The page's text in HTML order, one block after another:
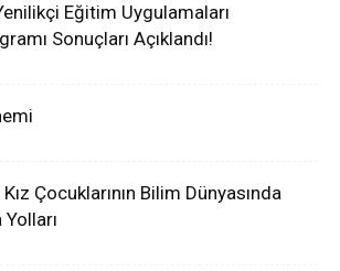
Eğitim Uygulamaları
Sonuçları Açıklandı!
Çocuklarının Bilim Dünyasında
Yolları